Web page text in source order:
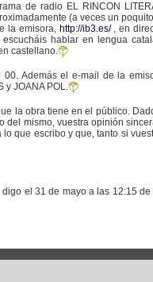
de radio EL RINCON
(a veces un
la emisora, http://ib3.es/, en
hablar en lengua
castellano.
Además el e-mail de la
y JOANA POL.
la obra tiene en el público.
mismo, vuestra opinión
que escribo y que, tanto si
el 31 de mayo a las 12:15